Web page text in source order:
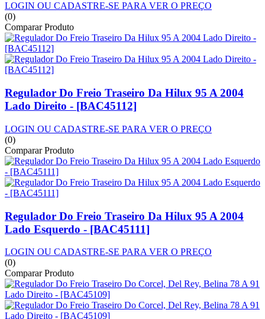
LOGIN OU CADASTRE-SE PARA VER O PREÇO
(0)
Comparar Produto
Regulador Do Freio Traseiro Da Hilux 95 A 2004
Lado Direito - [BAC45112]
LOGIN OU CADASTRE-SE PARA VER O PREÇO
(0)
Comparar Produto
Regulador Do Freio Traseiro Da Hilux 95 A 2004
Lado Esquerdo - [BAC45111]
LOGIN OU CADASTRE-SE PARA VER O PREÇO
(0)
Comparar Produto